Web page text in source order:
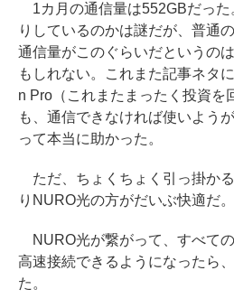
1カ月の通信量は552GBだった
りしているのかは謎だが、普通
通信量がこのぐらいだというの
もしれない。これまた記事ネタ
n Pro（これまたまったく投資を
も、通信できなければ使いよう
って本当に助かった。
ただ、ちょくちょく引っ掛か
りNURO光の方がだいぶ快適だ。
NURO光が繋がって、すべて
高速接続できるようになったら
た。